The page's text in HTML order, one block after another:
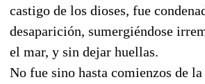
castigo de los dioses, fue
desaparición, sumergiéndose
el mar, y sin dejar huellas.
No fue sino hasta comienzos de la